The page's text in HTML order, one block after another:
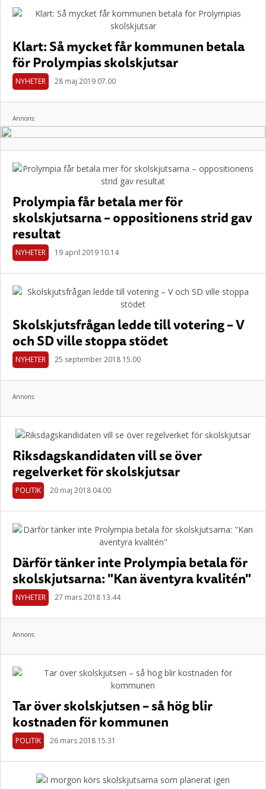
Klart: Så mycket får kommunen betala
för Prolympias skolskjutsar
NYHETER 28 maj 2019 07.00
Annons:
Prolympia får betala mer för
skolskjutsarna – oppositionens strid gav
resultat
NYHETER 19 april 2019 10.14
Skolskjutsfrågan ledde till votering – V
och SD ville stoppa stödet
NYHETER 25 september 2018 15.00
Annons:
Riksdagskandidaten vill se över
regelverket för skolskjutsar
POLITIK 20 maj 2018 04.00
Därför tänker inte Prolympia betala för
skolskjutsarna: "Kan äventyra kvalitén"
NYHETER 27 mars 2018 13.44
Annons:
Tar över skolskjutsen – så hög blir
kostnaden för kommunen
POLITIK 26 mars 2018 15.31